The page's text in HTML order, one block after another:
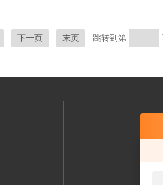
下一页 末页 跳转到第